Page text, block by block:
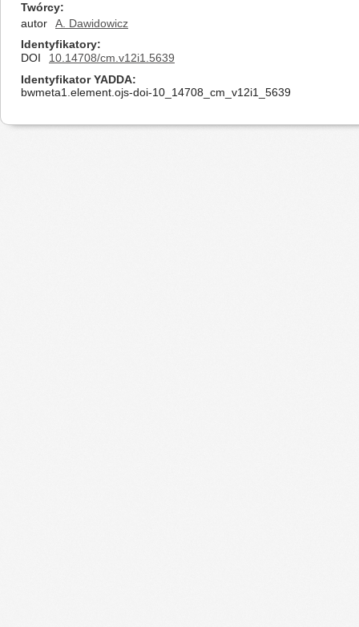
Twórcy
autor
A. Dawidowicz
Identyfikatory
DOI
10.14708/cm.v12i1.5639
Identyfikator YADDA
bwmeta1.element.ojs-doi-10_14708_cm_v12i1_5639